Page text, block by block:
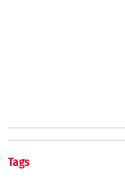
Tags